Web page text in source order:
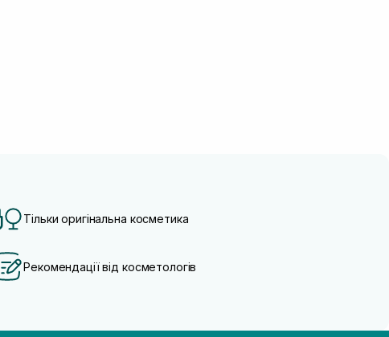
Тільки оригінальна косметика
Рекомендації від косметологів